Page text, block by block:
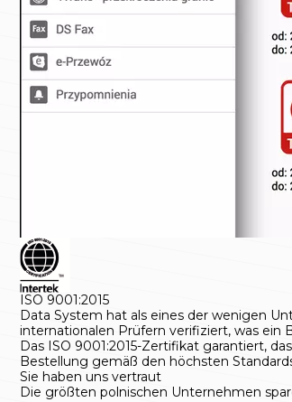
ISO 9001:2015
Data System hat als eines der wenigen
internationalen Prüfern verifiziert, was ein
Das ISO 9001:2015-Zertifikat garantiert,
Bestellung gemäß den höchsten
Sie haben uns vertraut
Die größten polnischen Unternehmen